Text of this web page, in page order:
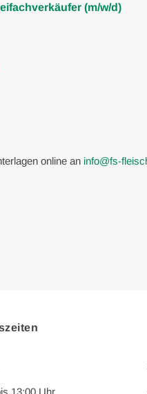
(m/w/d)
online an info@fs-
13:00 Uhr